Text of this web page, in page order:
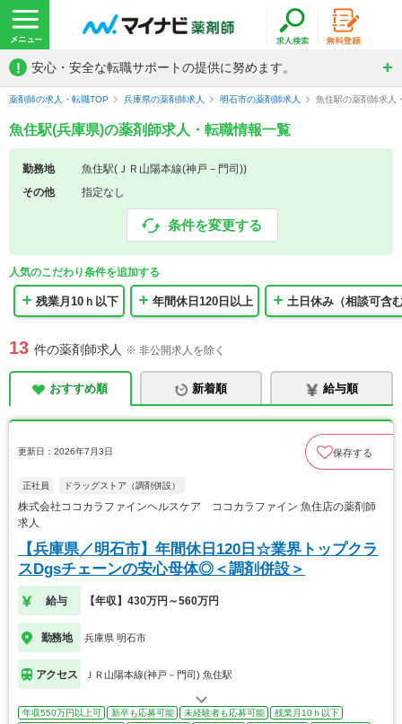
! 安心・安全な転職サポートの提供に努めます。
薬剤師の求人・転職TOP 兵庫県の薬剤師求人 明石市の薬剤師求人 魚住駅の薬剤師求人
魚住駅(兵庫県)の薬剤師求人・転職情報一覧
勤務地
魚住駅(ＪＲ山陽本線(神戸－門司))
その他
指定なし
条件を変更する
人気のこだわり条件を追加する
残業月10ｈ以下 年間休日120日以上 土日休み（相談可含
13 件の薬剤師求人 ※ 非公開求人を除く
おすすめ順 新着順 給与順
更新日：2026年7月3日 保存する
正社員 ドラッグストア（調剤併設）
株式会社ココカラファインヘルスケア ココカラファイン 魚住店の薬剤師
求人
【兵庫県／明石市】年間休日120日☆業界トップクラ
スDgsチェーンの安心母体◎＜調剤併設＞
給与 【年収】430万円～560万円
勤務地 兵庫県 明石市
アクセス ＪＲ山陽本線(神戸－門司) 魚住駅
年収550万円以上可 新卒も応募可能 未経験者も応募可能
残業月10ｈ以下